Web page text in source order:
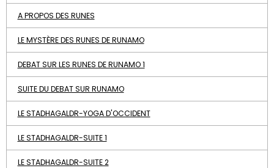
A PROPOS DES RUNES
LE MYSTÈRE DES RUNES DE RUNAMO
DEBAT SUR LES RUNES DE RUNAMO 1
SUITE DU DEBAT SUR RUNAMO
LE STADHAGALDR-YOGA D'OCCIDENT
LE STADHAGALDR-SUITE 1
LE STADHAGALDR-SUITE 2